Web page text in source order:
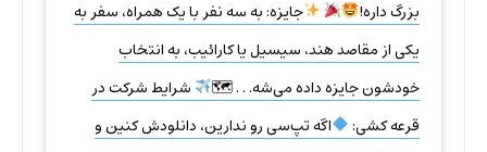
بزرگ داره!
جایزه: به سه نفر با یک همراه، سفر به
یکی از مقاصد هند، سیسیل یا کارائیب، به انتخاب
خودشون جایزه داده می‌شه. . . 🗺
شرایط شرکت در
قرعه کشی:
اگه تپ‌سی رو ندارین، دانلودش کنین و